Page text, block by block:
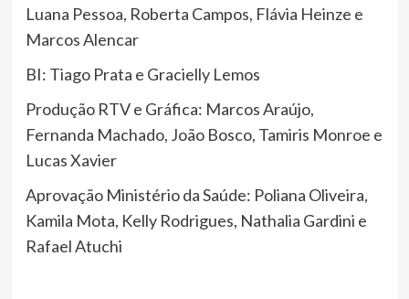
Luana Pessoa, Roberta Campos, Flávia Heinze e
Marcos Alencar
BI: Tiago Prata e Gracielly Lemos
Produção RTV e Gráfica: Marcos Araújo,
Fernanda Machado, João Bosco, Tamiris Monroe e
Lucas Xavier
Aprovação Ministério da Saúde: Poliana Oliveira,
Kamila Mota, Kelly Rodrigues, Nathalia Gardini e
Rafael Atuchi